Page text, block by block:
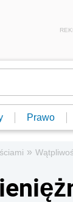
Prawo
»